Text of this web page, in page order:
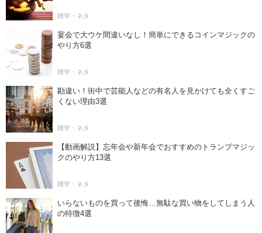
雑学・ネタ
宴会で大ウケ間違いなし！簡単にできるコインマジックの
やり方6選
雑学・ネタ
勘違い！街中で芸能人などの有名人を見かけても全くすご
くない理由3選
雑学・ネタ
【動画解説】忘年会や新年会でおすすめのトランプマジッ
クのやり方13選
雑学・ネタ
いらないものを買って後悔…無駄な買い物をしてしまう人
の特徴4選